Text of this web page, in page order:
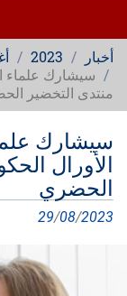
أخبار 2023
سيشارك علماء
منتدى التخضير
سيشارك
الأورال
الحضري
29/08/2023